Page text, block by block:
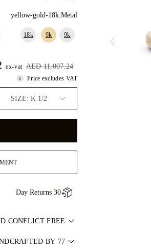
Metal:
yellow-gold-18k
9k
9k
18k
AED 11,007.24
AED 9,906.52
ex-vat
Price excludes VAT
SIZE: K 1/2
30 Day Returns
CONFLICT FREE
جميع الألماس الطبيعي
BY 77